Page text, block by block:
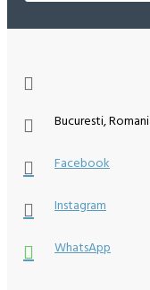
Bucuresti,
Facebook
Instagram
WhatsApp